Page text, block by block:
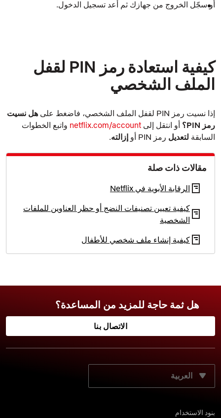
أو سجّل الخروج من جهازك ثم أعد تسجيل الدخول.
كيفية استعادة رمز PIN لقفل
الملف الشخصي
إذا نسيت رمز PIN لقفل الملف الشخصي، فاضغط على هل نسيت
رمز PIN؟
أو انتقل إلى netflix.com/account واتبع الخطوات
السابقة لتعديل رمز PIN أو إزالته.
مقالات ذات صلة
الرقابة الأبوية في Netflix
كيفية تعيين تصنيفات النضج أو حظر العناوين للملفات
الشخصية
كيفية إنشاء ملف شخصي للأطفال
هل ثمة حاجة للمزيد من المساعدة؟
الاتصال بنا
حدّد لغتك المفضّلة:
بنود الاستخدام